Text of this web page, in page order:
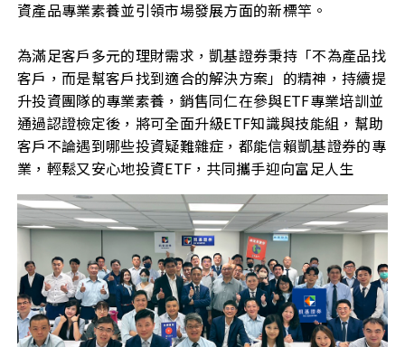
資產品專業素養並引領市場發展方面的新標竿。
為滿足客戶多元的理財需求，凱基證券秉持「不為產品找
客戶，而是幫客戶找到適合的解決方案」的精神，持續提
升投資團隊的專業素養，銷售同仁在參與ETF專業培訓並
通過認證檢定後，將可全面升級ETF知識與技能組，幫助
客戶不論遇到哪些投資疑難雜症，都能信賴凱基證券的專
業，輕鬆又安心地投資ETF，共同攜手迎向富足人生